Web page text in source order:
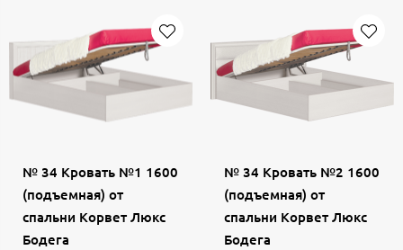
№ 34 Кровать №1 1600
(подъемная) от
спальни Корвет Люкс
Бодега
№ 34 Кровать №2 1600
(подъемная) от
спальни Корвет Люкс
Бодега